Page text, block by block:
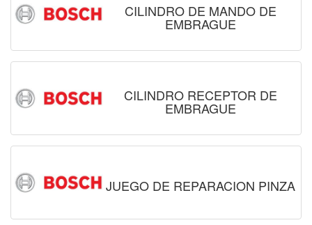
CILINDRO DE MANDO DE
EMBRAGUE
CILINDRO RECEPTOR DE
EMBRAGUE
JUEGO DE REPARACION PINZA